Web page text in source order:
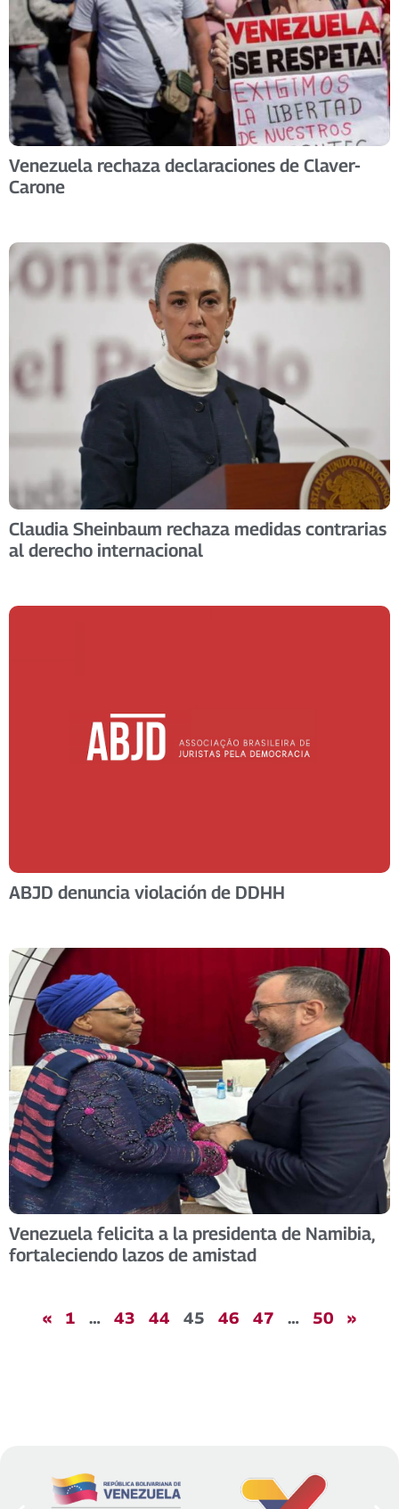
Venezuela rechaza declaraciones de Claver-
Carone
Claudia Sheinbaum rechaza medidas contrarias
al derecho internacional
ABJD denuncia violación de DDHH
Venezuela felicita a la presidenta de Namibia,
fortaleciendo lazos de amistad
« 1 … 43 44 45 46 47 … 50 »